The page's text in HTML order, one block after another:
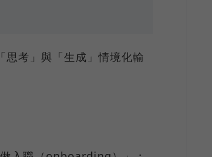
思考」與「生成」情境化輸